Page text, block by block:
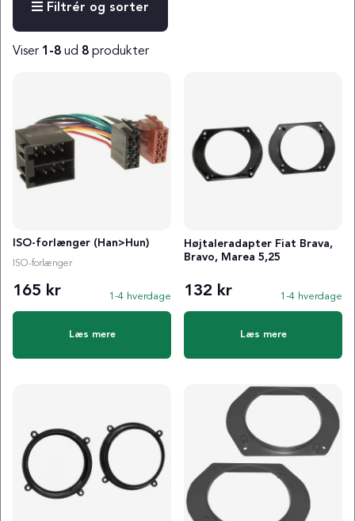
Filtrér og sorter
Viser 1-8 ud 8 produkter
ISO-forlænger (Han>Hun)
ISO-forlænger
165 kr 1-4 hverdage
Læs mere
Højtaleradapter Fiat Brava,
Bravo, Marea 5,25
132 kr 1-4 hverdage
Læs mere